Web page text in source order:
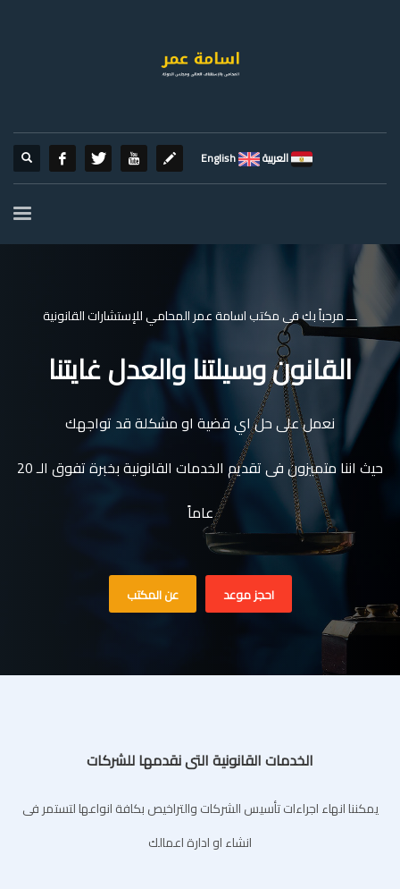
العربية English
ـــ مرحباً بك فى مكتب اسامة عمر المحامي للإستشارات القانونية
القانون وسيلتنا والعدل غايتنا
نعمل على حل اي قضية او مشكلة قد تواجهك
حيث اننا متميزون فى تقديم الخدمات القانونية بخبرة تفوق الـ 20
عاماً
احجز موعد عن المكتب
الخدمات القانونية التى نقدمها للشركات
يمكننا انهاء اجراءات تأسيس الشركات والتراخيص بكافة انواعها لتستمر فى
انشاء او ادارة اعمالك